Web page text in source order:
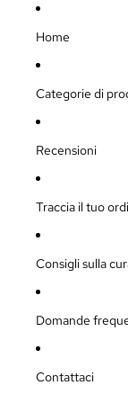
Home
Categorie di
Recensioni
Traccia il tuo
Consigli sulla
Domande
Contattaci